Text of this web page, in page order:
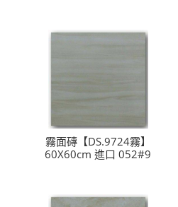
霧面磚【DS.9724霧】
60X60cm 進口 052#9